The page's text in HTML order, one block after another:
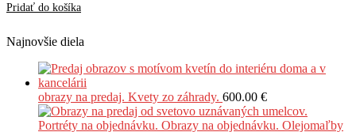
Pridať do košíka
Najnovšie diela
obrazy na predaj. Kvety zo záhrady. 600.00 €